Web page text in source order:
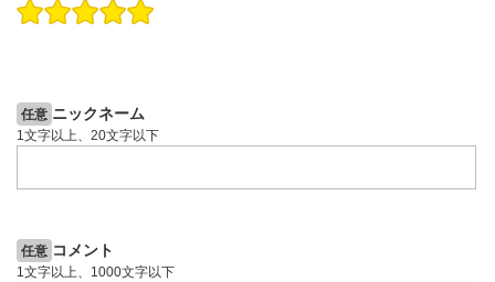
操作説明動画
任意 ニックネーム
1文字以上、20文字以下
任意 コメント
1文字以上、1000文字以下